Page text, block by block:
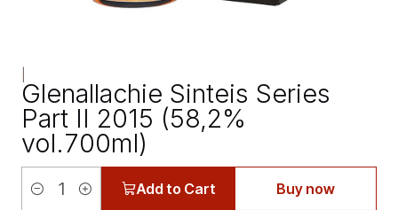
Glenallachie Sinteis Series
Part II 2015 (58,2%
vol.700ml)
Quantity
Add to Cart Buy now